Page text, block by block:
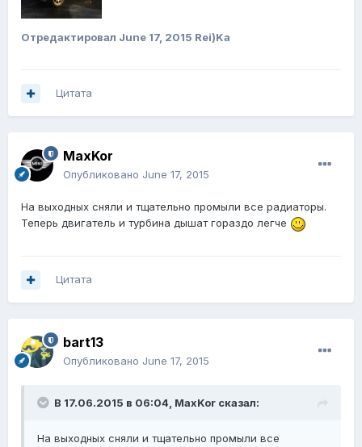
Отредактировал June 17, 2015 Rei)Ka
Цитата
MaxKor
Опубликовано June 17, 2015
На выходных сняли и тщательно промыли все радиаторы.
Теперь двигатель и турбина дышат гораздо легче
Цитата
bart13
Опубликовано June 17, 2015
В 17.06.2015 в 06:04, MaxKor сказал:
На выходных сняли и тщательно промыли все